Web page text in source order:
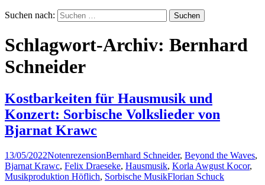
Suchen nach:
Schlagwort-Archiv: Bernhard
Schneider
Kostbarkeiten für Hausmusik und
Konzert: Sorbische Volkslieder von
Bjarnat Krawc
13/05/2022NotenrezensionBernhard Schneider, Beyond the Waves,
Bjarnat Krawc, Felix Draeseke, Hausmusik, Korla Awgust Kocor,
Musikproduktion Höflich, Sorbische MusikFlorian Schuck